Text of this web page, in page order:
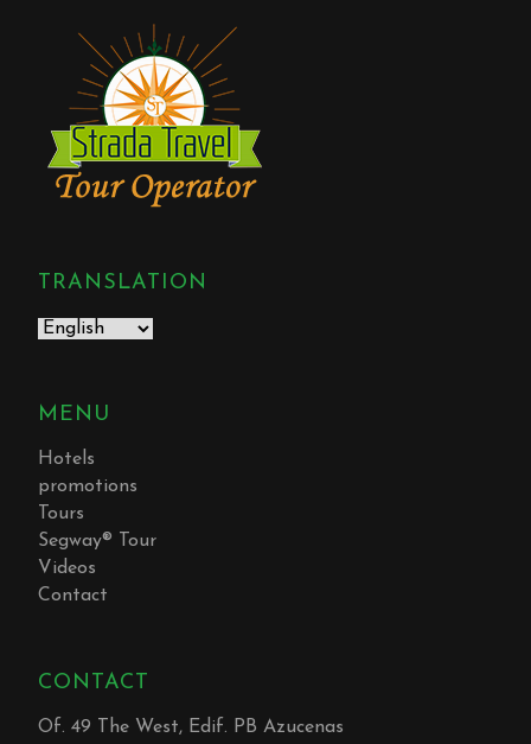
TRANSLATION
MENU
Hotels
promotions
Tours
Segway® Tour
Videos
Contact
CONTACT
Of. 49 The West, Edif. PB Azucenas